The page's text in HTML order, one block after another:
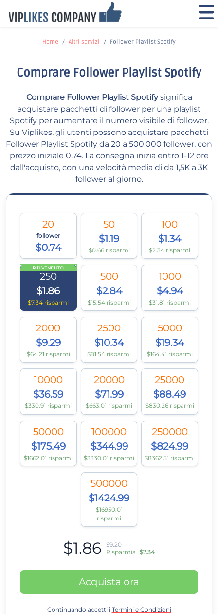
Home Altri servizi Follower Playlist Spotify
Comprare Follower Playlist Spotify
Comprare Follower Playlist Spotifysignifica
acquistare pacchetti di follower per una playlist
Spotify per aumentare il numero visibile di follower.
Su Viplikes, gli utenti possono acquistare pacchetti
Follower Playlist Spotify da 20 a 500.000 follower, con
prezzo iniziale 0.74. La consegna inizia entro 1-12 ore
dall'acquisto, con una velocità media di da 1,5K a 3K
follower al giorno.
20
follower
$0.74
50
$1.19
$0.66 risparmi
100
$1.34
$2.34 risparmi
PIÙ VENDUTO
250
$1.86
$7.34 risparmi
500
$2.84
$15.54 risparmi
1000
$4.94
$31.81 risparmi
2000
$9.29
$64.21 risparmi
2500
$10.34
$81.54 risparmi
5000
$19.34
$164.41 risparmi
10000
$36.59
$330.91 risparmi
20000
$71.99
$663.01 risparmi
25000
$88.49
$830.26 risparmi
50000
$175.49
$1662.01 risparmi
100000
$344.99
$3330.01 risparmi
250000
$824.99
$8362.51 risparmi
500000
$1424.99
$16950.01
risparmi
$1.86
$9.20
Risparmia $7.34
Acquista ora
Continuando accetti i Termini e Condizioni